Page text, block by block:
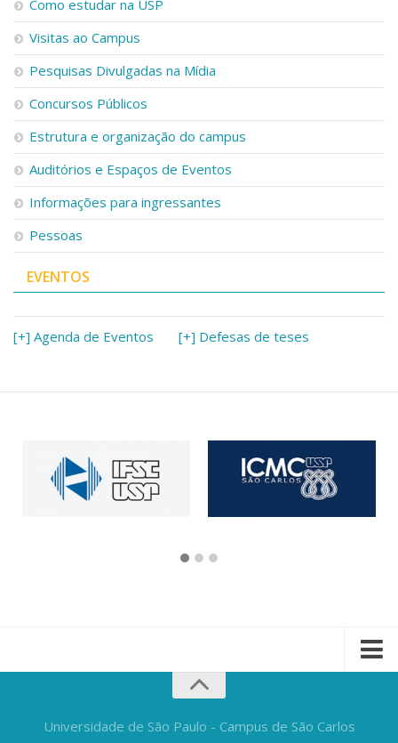
Como estudar na USP
Visitas ao Campus
Pesquisas Divulgadas na Mídia
Concursos Públicos
Estrutura e organização do campus
Auditórios e Espaços de Eventos
Informações para ingressantes
Pessoas
EVENTOS
[+] Agenda de Eventos [+] Defesas de teses
Universidade de São Paulo - Campus de São Carlos